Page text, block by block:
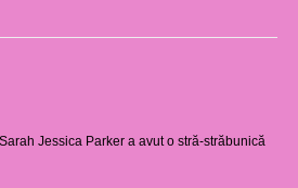
Jessica Parker a avut o stră-străbunică